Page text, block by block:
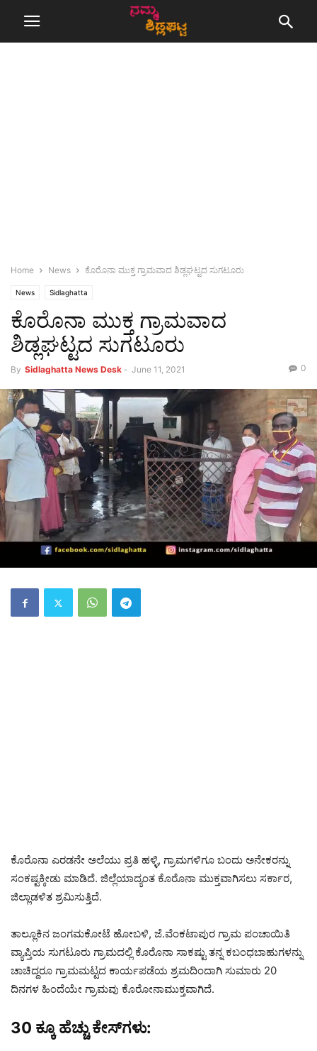
Home News ಕೊರೊನಾ ಮುಕ್ತ ಗ್ರಾಮವಾದ ಶಿಡ್ಲಘಟ್ಟದ ಸುಗಟೂರು
News Sidlaghatta
ಕೊರೊನಾ ಮುಕ್ತ ಗ್ರಾಮವಾದ
ಶಿಡ್ಲಘಟ್ಟದ ಸುಗಟೂರು
By Sidlaghatta News Desk - June 11, 2021 0
ಕೊರೊನಾ ಎರಡನೇ ಅಲೆಯು ಪ್ರತಿ ಹಳ್ಳಿ, ಗ್ರಾಮಗಳಿಗೂ ಬಂದು ಅನೇಕರನ್ನು
ಸಂಕಷ್ಟಕ್ಕೀಡು ಮಾಡಿದೆ. ಜಿಲ್ಲೆಯಾದ್ಯಂತ ಕೊರೊನಾ ಮುಕ್ತವಾಗಿಸಲು ಸರ್ಕಾರ,
ಜಿಲ್ಲಾಡಳಿತ ಶ್ರಮಿಸುತ್ತಿದೆ.
ತಾಲ್ಲೂಕಿನ ಜಂಗಮಕೋಟೆ ಹೋಬಳಿ, ಜೆ.ವೆಂಕಟಾಪುರ ಗ್ರಾಮ ಪಂಚಾಯಿತಿ
ವ್ಯಾಪ್ತಿಯ ಸುಗಟೂರು ಗ್ರಾಮದಲ್ಲಿ ಕೊರೊನಾ ಸಾಕಷ್ಟು ತನ್ನ ಕಬಂಧಬಾಹುಗಳನ್ನು
ಚಾಚಿದ್ದರೂ ಗ್ರಾಮಮಟ್ಟದ ಕಾರ್ಯಪಡೆಯ ಶ್ರಮದಿಂದಾಗಿ ಸುಮಾರು 20
ದಿನಗಳ ಹಿಂದೆಯೇ ಗ್ರಾಮವು ಕೊರೋನಾಮುಕ್ತವಾಗಿದೆ.
30 ಕ್ಕೂ ಹೆಚ್ಚು ಕೇಸ್‌ಗಳು: